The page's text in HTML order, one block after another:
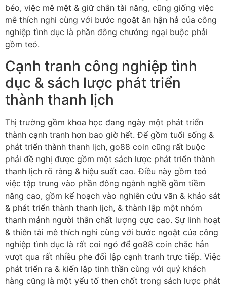
béo, việc mê mệt & giữ chân tài năng, cũng giống việc
mê thích nghi cùng với bước ngoặt ân hận hả của công
nghiệp tình dục là phần đông chướng ngại buộc phải
gồm teó.
Cạnh tranh công nghiệp tình
dục & sách lược phát triển
thành thanh lịch
Thị trường gồm khoa học đang ngày một phát triển
thành cạnh tranh hơn bao giờ hết. Để gồm tuổi sống &
phát triển thành thanh lịch, go88 coin cũng rất buộc
phải đề nghị được gồm một sách lược phát triển thành
thanh lịch rõ ràng & hiệu suất cao. Điều này gồm teó
việc tập trung vào phần đông ngành nghề gồm tiềm
năng cao, gồm kế hoạch vào nghiên cứu vãn & khảo sát
& phát triển thành thanh lịch, & thành lập một nhóm
thanh mảnh người thân chất lượng cực cao. Sự linh hoạt
& thiên tài mê thích nghi cùng với bước ngoặt của công
nghiệp tình dục là rất coi ngó để go88 coin chắc hẳn
vượt qua rất nhiều phe đối lập cạnh tranh trực tiếp. Việc
phát triển ra & kiến lập tinh thần cùng với quý khách
hàng cũng là một yếu tố then chốt trong sách lược phát